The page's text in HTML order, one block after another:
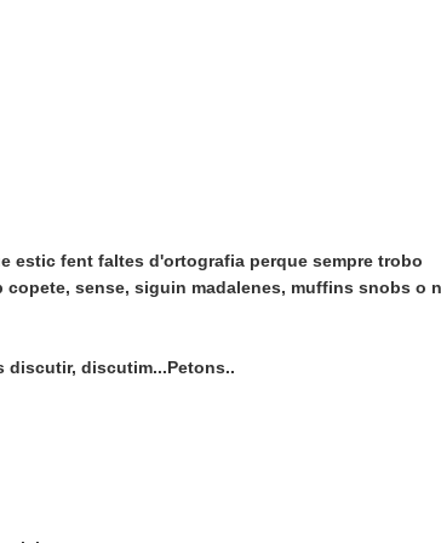
estic fent faltes d'ortografia perque sempre trobo
sense, siguin madalenes, muffins snobs o
discutir, discutim...Petons..